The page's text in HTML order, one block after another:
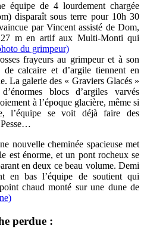
équipe de 4 lourdement chargée
disparaît sous terre pour 10h 30
par Vincent assisté de Dom,
27 m en artif aux Multi-Monti qui
du grimpeur)
frayeurs au grimpeur et à son
de calcaire et d’argile tiennent en
La galerie des « Graviers Glacés »
blocs d’argiles varvés
à l’époque glacière, même si
l’équipe se voit déjà faire des
Pesse…
nouvelle cheminée spacieuse met
est énorme, et un pont rocheux se
en deux ce beau volume. Demi
en bas l’équipe de soutient qui
chaud monté sur une dune de
perdue :